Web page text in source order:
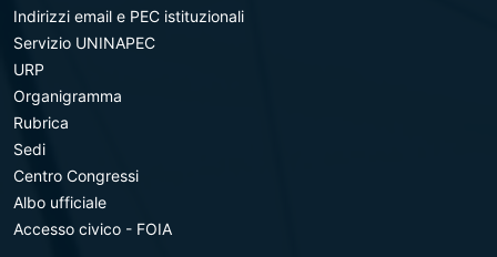
Indirizzi email e PEC istituzionali
Servizio UNINAPEC
URP
Organigramma
Rubrica
Sedi
Centro Congressi
Albo ufficiale
Accesso civico - FOIA